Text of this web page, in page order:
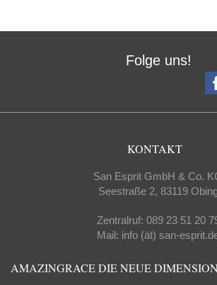
Folge uns!
KONTAKT
San Esprit GmbH & Co.
Seestraße 2, 83119
Zentralruf: 089 23 51 20
Mail: info (ät) san-
AMAZINGRACE DIE NEUE